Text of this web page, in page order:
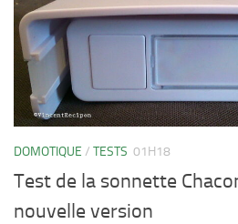
DOMOTIQUE / TESTS 01H18
Test de la sonnette
nouvelle version